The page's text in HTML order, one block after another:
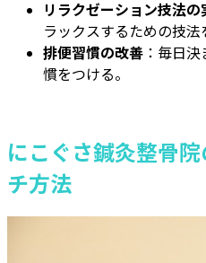
リラクゼーション技法の
ラックスするための技法
排便習慣の改善 ：毎日
慣をつける。
にこぐさ鍼灸整骨
チ方法